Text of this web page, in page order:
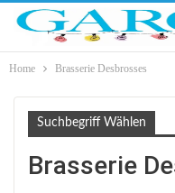
Home Brasserie Desbrosses
Suchbegriff Wählen
Brasserie